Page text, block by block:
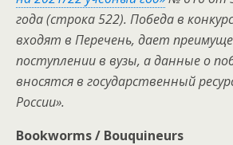
года (строка 522). Победа в
входят в Перечень, дает
поступлении в вузы, а данные о
вносятся в государственный
России».
Bookworms / Bouquineurs